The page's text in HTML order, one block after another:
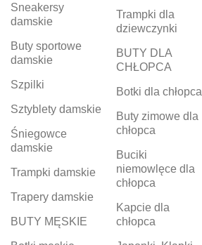
Sneakersy
damskie
Buty sportowe
damskie
Szpilki
Sztyblety damskie
Śniegowce
damskie
Trampki damskie
Trapery damskie
BUTY MĘSKIE
Trampki dla
dziewczynki
BUTY DLA
CHŁOPCA
Botki dla chłopca
Buty zimowe dla
chłopca
Buciki
niemowlęce dla
chłopca
Kapcie dla
chłopca